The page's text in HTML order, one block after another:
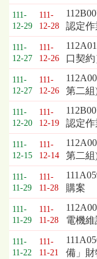
期、
公
告
事
111-
12-29
111-
12-28
認定
111-
12-27
111-
12-26
口契
111-
12-27
111-
12-26
第二組
111-
12-20
111-
12-19
認定
111-
12-15
111-
12-14
第二
111-
11-29
111-
11-28
購案
111-
11-29
111-
11-28
電機
111-
11-22
111-
11-21
備」